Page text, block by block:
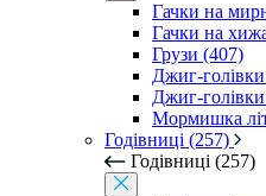
Гачки на
Гачки на
Грузи (407)
Джиг-
Джиг-
Мормишка
Годівниці (257)
Годівниці (257)